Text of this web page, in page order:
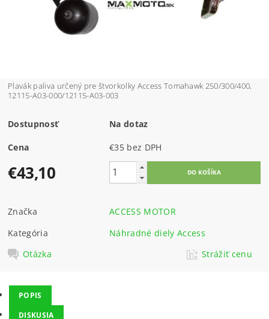
Plavák paliva určený pre štvorkolky Access Tomahawk 250/300/400,
12115-A03-000/12115-A03-003
Dostupnosť Na dotaz
Cena €35 bez DPH
€43,10
Značka
ACCESS MOTOR
Kategória
Náhradné diely Access
Otázka
Strážiť cenu
POPIS
DISKUSIA